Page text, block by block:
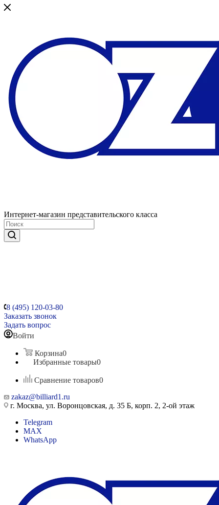
Интернет-магазин представительского класса
8 (495) 120-03-80
Заказать звонок
Задать вопрос
Войти
Корзина0
Избранные товары0
Сравнение товаров0
zakaz@billiard1.ru
г. Москва, ул. Воронцовская, д. 35 Б, корп. 2, 2-ой этаж
Telegram
MAX
WhatsApp